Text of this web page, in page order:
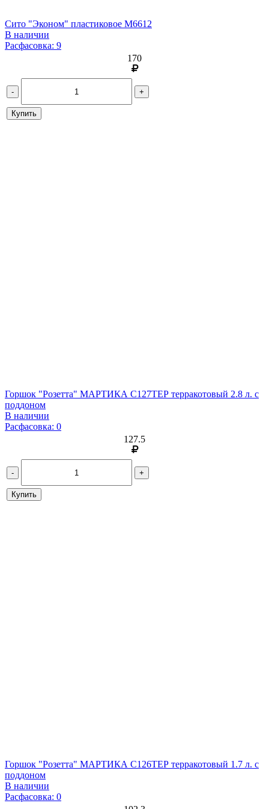
Сито "Эконом" пластиковое М6612
В наличии
Расфасовка: 9
170
- +
Купить
Горшок "Розетта" МАРТИКА С127ТЕР терракотовый 2.8 л. с
поддоном
В наличии
Расфасовка: 0
127.5
- +
Купить
Горшок "Розетта" МАРТИКА С126ТЕР терракотовый 1.7 л. с
поддоном
В наличии
Расфасовка: 0